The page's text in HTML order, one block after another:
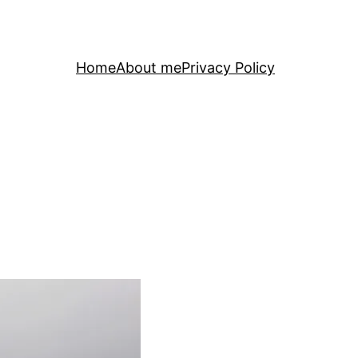
HomeAbout mePrivacy Policy